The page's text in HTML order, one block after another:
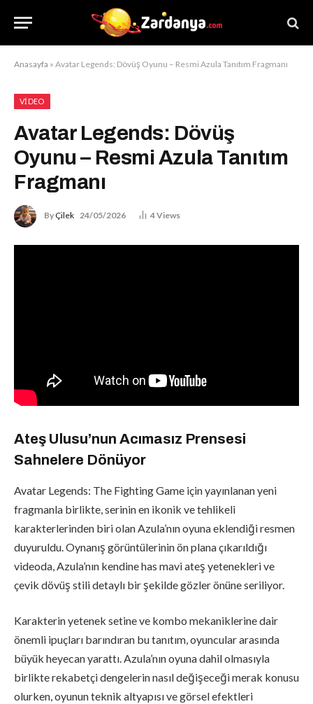
Anasayfa » Avatar Legends: Dövüş Oyunu – Resmi Azula Tanıtım Fragmanı
VIDEO
Avatar Legends: Dövüş
Oyunu – Resmi Azula Tanıtım
Fragmanı
By Çilek 24/05/2026 4Views
Ateş Ulusu’nun Acımasız Prensesi
Sahnelere Dönüyor
Avatar Legends: The Fighting Game için yayınlanan yeni
fragmanla birlikte, serinin en ikonik ve tehlikeli
karakterlerinden biri olan Azula’nın oyuna eklendiği resmen
duyuruldu. Oynanış görüntülerinin ön plana çıkarıldığı
videoda, Azula’nın kendine has mavi ateş yetenekleri ve
çevik dövüş stili detaylı bir şekilde gözler önüne seriliyor.
Karakterin yetenek setine ve kombo mekaniklerine dair
önemli ipuçları barındıran bu tanıtım, oyuncular arasında
büyük heyecan yarattı. Azula’nın oyuna dahil olmasıyla
birlikte rekabetçi dengelerin nasıl değişeceği merak konusu
olurken, oyunun teknik altyapısı ve görsel efektleri